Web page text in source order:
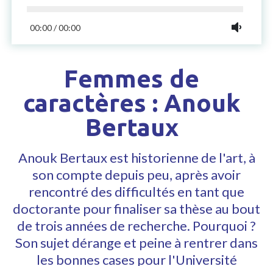
00:00/00:00
Femmes de
caractères : Anouk
Bertaux
Anouk Bertaux est historienne de l'art, à
son compte depuis peu, après avoir
rencontré des difficultés en tant que
doctorante pour finaliser sa thèse au bout
de trois années de recherche. Pourquoi ?
Son sujet dérange et peine à rentrer dans
les bonnes cases pour l'Université